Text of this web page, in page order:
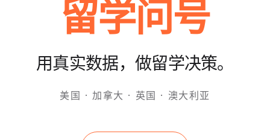
留学问号
用真实数据，做留学决策。
美国 · 加拿大 · 英国 · 澳大利亚